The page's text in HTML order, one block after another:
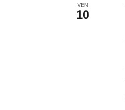
VEN
10